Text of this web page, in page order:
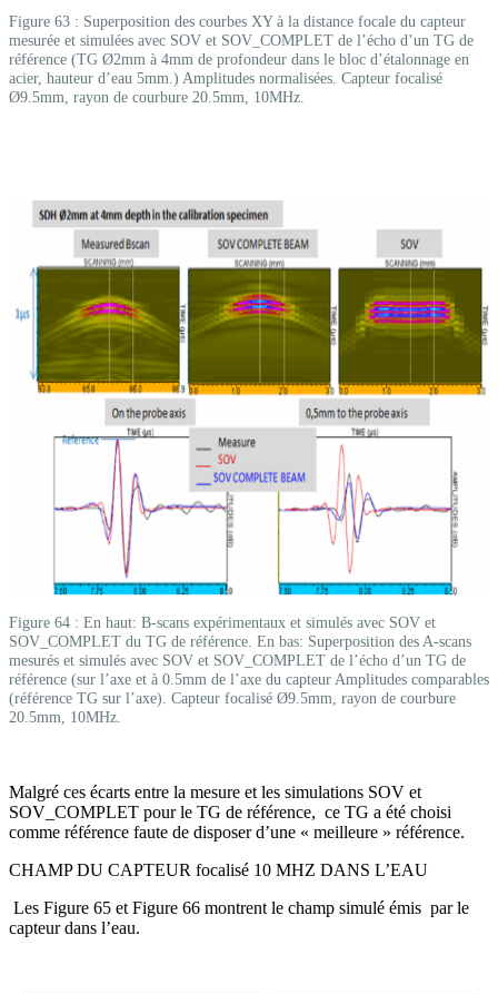
Figure 63 : Superposition des courbes XY à la distance focale du capteur
mesurée et simulées avec SOV et SOV_COMPLET de l’écho d’un TG de
référence (TG Ø2mm à 4mm de profondeur dans le bloc d’étalonnage en
acier, hauteur d’eau 5mm.) Amplitudes normalisées. Capteur focalisé
Ø9.5mm, rayon de courbure 20.5mm, 10MHz.
Figure 64 : En haut: B-scans expérimentaux et simulés avec SOV et
SOV_COMPLET du TG de référence. En bas: Superposition des A-scans
mesurés et simulés avec SOV et SOV_COMPLET de l’écho d’un TG de
référence (sur l’axe et à 0.5mm de l’axe du capteur Amplitudes comparables
(référence TG sur l’axe). Capteur focalisé Ø9.5mm, rayon de courbure
20.5mm, 10MHz.
Malgré ces écarts entre la mesure et les simulations SOV et
SOV_COMPLET pour le TG de référence, ce TG a été choisi
comme référence faute de disposer d’une « meilleure » référence.
CHAMP DU CAPTEUR focalisé 10 MHZ DANS L’EAU
Les Figure 65 et Figure 66 montrent le champ simulé émis par le
capteur dans l’eau.